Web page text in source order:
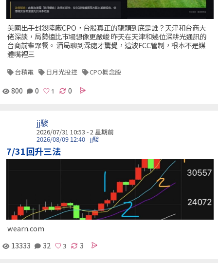
美國出手封殺陸廠CPO，台股真正的龍頭到底是誰？天津和台商大
佬深談，局勢遠比市場想像更嚴峻 昨天在天津和幾位深耕光通訊的
台商前輩聚餐。 酒局聊到深處才驚覺，這波FCC管制，根本不是媒
體嘴裡三
台積電 日月光投控 CPO概念股
800 0 0
jj駿
2026/07/31 10:53 - 2 星期前
2026/08/09 12:40 - jj駿
7/31回升三法
wearn.com
13333
32 3